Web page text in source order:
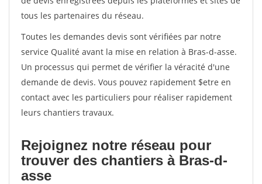
tous les partenaires du réseau.
Toutes les demandes devis sont vérifiées par notre
service Qualité avant la mise en relation à Bras-d-asse.
Un processus qui permet de vérifier la véracité d'une
demande de devis. Vous pouvez rapidement $etre en
contact avec les particuliers pour réaliser rapidement
leurs chantiers travaux.
Rejoignez notre réseau pour
trouver des chantiers à Bras-d-
asse